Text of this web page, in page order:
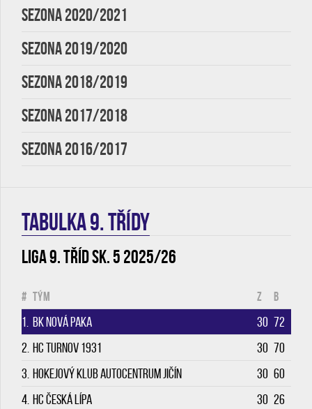
SEZONA 2020/2021
SEZONA 2019/2020
SEZONA 2018/2019
SEZONA 2017/2018
SEZONA 2016/2017
TABULKA 9. třídy
Liga 9. tříd sk. 5 2025/26
# Tým Z B
1. BK Nová Paka 30 72
2. HC Turnov 1931 30 70
3. Hokejový klub Autocentrum Jičín 30 60
4. HC Česká Lípa 30 26